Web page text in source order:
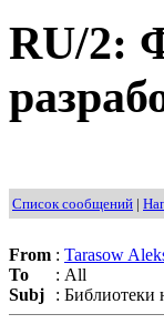
RU/2:
Список сообщений |
From : Tarasow
To
: All
Subj
: Библиотеки